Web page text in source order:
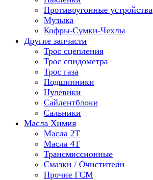
Противоугонные устройства
Музыка
Кофры-Сумки-Чехлы
Другие запчасти
Трос сцепления
Трос спидометра
Трос газа
Подшипники
Нулевики
Сайлентблоки
Сальники
Масла Химия
Масла 2Т
Масла 4Т
Трансмиссионные
Смазки / Очистители
Прочие ГСМ